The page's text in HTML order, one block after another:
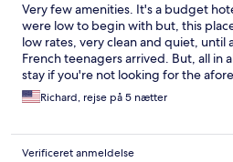
Very few amenities. It's a budget
were low to begin with but, this
low rates, very clean and quiet, until
French teenagers arrived. But, all in
stay if you're not looking for the
Richard, rejse på 5 nætter
Verificeret anmeldelse